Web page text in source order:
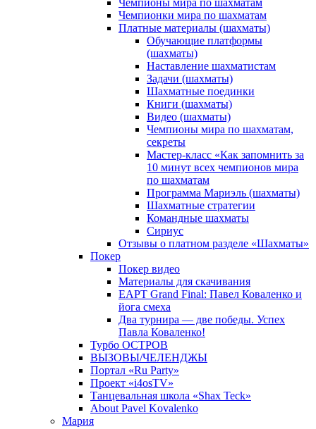
Чемпионы мира по шахматам
Чемпионки мира по шахматам
Платные материалы (шахматы)
Обучающие платформы
(шахматы)
Наставление шахматистам
Задачи (шахматы)
Шахматные поединки
Книги (шахматы)
Видео (шахматы)
Чемпионы мира по шахматам,
секреты
Мастер-класс «Как запомнить за
10 минут всех чемпионов мира
по шахматам
Программа Мариэль (шахматы)
Шахматные стратегии
Командные шахматы
Сириус
Отзывы о платном разделе «Шахматы»
Покер
Покер видео
Материалы для скачивания
EAPT Grand Final: Павел Коваленко и
йога смеха
Два турнира — две победы. Успех
Павла Коваленко!
Турбо ОСТРОВ
ВЫЗОВЫ/ЧЕЛЕНДЖЫ
Портал «Ru Party»
Проект «i4osTV»
Танцевальная школа «Shax Teck»
About Pavel Kovalenko
Мария